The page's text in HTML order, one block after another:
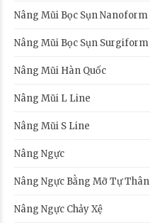
Nâng Mũi Bọc Sụn Nanoform
Nâng Mũi Bọc Sụn Surgiform
Nâng Mũi Hàn Quốc
Nâng Mũi L Line
Nâng Mũi S Line
Nâng Ngực
Nâng Ngực Bằng Mỡ Tự Thân
Nâng Ngực Chảy Xệ